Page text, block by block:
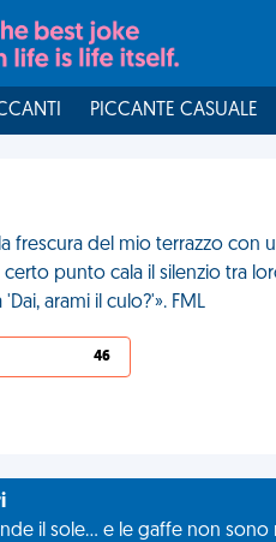
PICCANTE CASUALE
frescura del mio terrazzo con
certo punto cala il silenzio tra
arami il culo?'». FML
46
il sole... e le gaffe non sono